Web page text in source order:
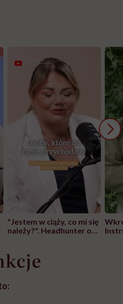
"Jestem w ciąży, co mi się
należy?". Headhunter o
pracy